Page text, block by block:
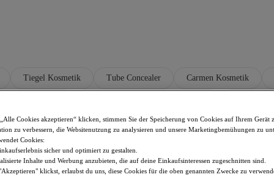
Tiegel Kosmetik Tube Concealer Carmen Kosmetik
Make-up
Makeup Beauty NYX Professional Makeup Mehrfarbig
Makeup Mehrfarbig Rouges
Lippen-Make-up NYX Professional Makeup Lippenstifte
Cookies akzeptieren“ klicken, stimmen Sie der Speicherung von Cookies auf Ihrem Gerät
zu verbessern, die Websitenutzung zu analysieren und unsere Marketingbemühungen zu
Cookies:
sicher und optimiert zu gestalten.
Inhalte und Werbung anzubieten, die auf deine Einkaufsinteressen zugeschnitten sind.
klickst, erlaubst du uns, diese Cookies für die oben genannten Zwecke zu